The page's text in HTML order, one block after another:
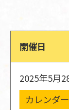
開催日
2025年5月
カレンダ